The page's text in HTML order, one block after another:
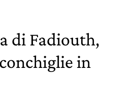
di Fadiouth,
in